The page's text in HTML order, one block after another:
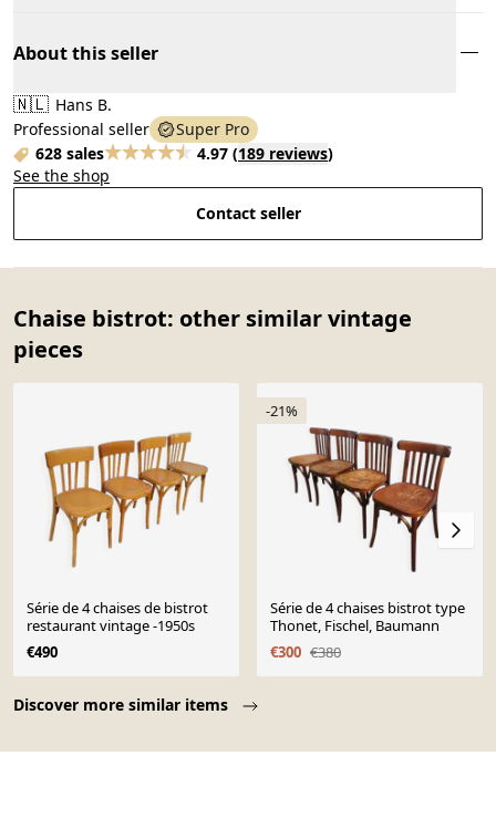
About this seller
🇳🇱 Hans B.
Professional seller
Super Pro
628 sales
4.97 (189 reviews)
See the shop
Contact seller
Chaise bistrot: other similar vintage
pieces
Discover more similar items
Série de 4 chaises de bistrot
restaurant vintage -1950s
€490
-21%
Série de 4 chaises bistrot type
Thonet, Fischel, Baumann
€300 €380